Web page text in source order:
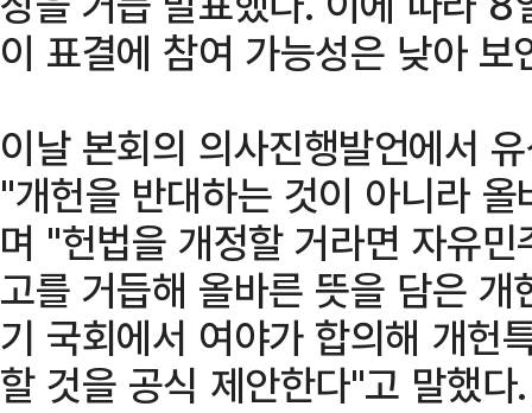
이 표결에 참여 가능성은 낮아 보
이날 본회의 의사진행발언에서
"개헌을 반대하는 것이 아니라
며 "헌법을 개정할 거라면 자유
고를 거듭해 올바른 뜻을 담은
기 국회에서 여야가 합의해 개헌
할 것을 공식 제안한다"고 말했다.